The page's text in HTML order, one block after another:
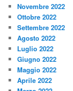
Novembre 2022
Ottobre 2022
Settembre 2022
Agosto 2022
Luglio 2022
Giugno 2022
Maggio 2022
Aprile 2022